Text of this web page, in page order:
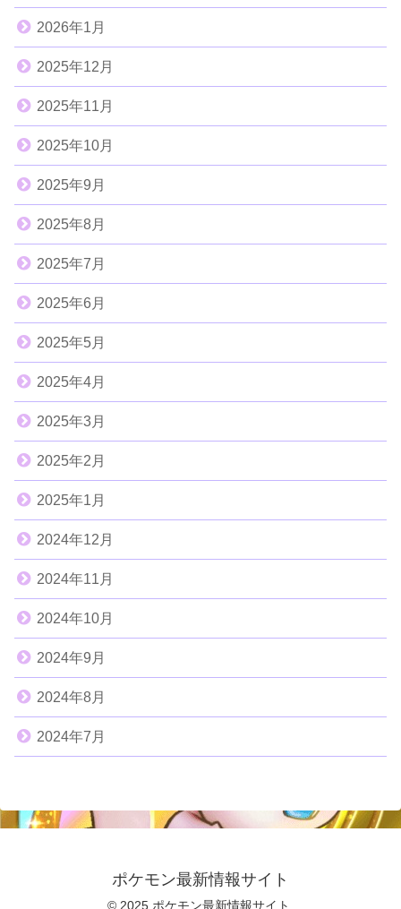
2026年1月
2025年12月
2025年11月
2025年10月
2025年9月
2025年8月
2025年7月
2025年6月
2025年5月
2025年4月
2025年3月
2025年2月
2025年1月
2024年12月
2024年11月
2024年10月
2024年9月
2024年8月
2024年7月
ポケモン最新情報サイト
© 2025 ポケモン最新情報サイト.